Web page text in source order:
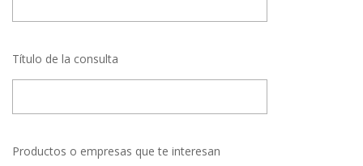
Título de la consulta
Productos o empresas que te interesan